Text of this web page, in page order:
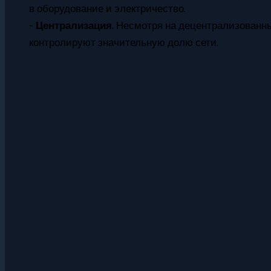
в оборудование и электричество.
- Централизация. Несмотря на
контролируют значительную долю сети.